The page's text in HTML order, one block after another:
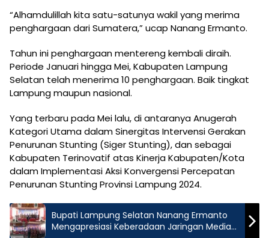
“Alhamdulillah kita satu-satunya wakil yang merima
penghargaan dari Sumatera,” ucap Nanang Ermanto.
Tahun ini penghargaan mentereng kembali diraih.
Periode Januari hingga Mei, Kabupaten Lampung
Selatan telah menerima 10 penghargaan. Baik tingkat
Lampung maupun nasional.
Yang terbaru pada Mei lalu, di antaranya Anugerah
Kategori Utama dalam Sinergitas Intervensi Gerakan
Penurunan Stunting (Siger Stunting), dan sebagai
Kabupaten Terinovatif atas Kinerja Kabupaten/Kota
dalam Implementasi Aksi Konvergensi Percepatan
Penurunan Stunting Provinsi Lampung 2024.
Bupati Lampung Selatan Nanang Ermanto
Mengapresiasi Keberadaan Jaringan Media